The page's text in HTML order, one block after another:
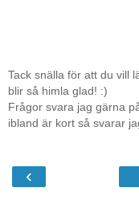
Tack snälla för att du vill
blir så himla glad! :)
Frågor svara jag gärna
ibland är kort så svarar
‹